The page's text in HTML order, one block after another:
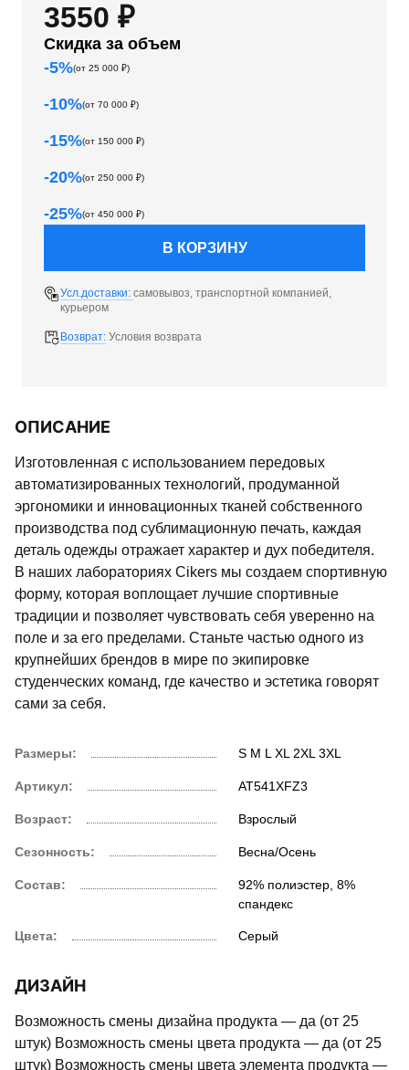
3550 ₽
Скидка за объем
-5%(от 25 000 ₽)
-10%(от 70 000 ₽)
-15%(от 150 000 ₽)
-20%(от 250 000 ₽)
-25%(от 450 000 ₽)
В КОРЗИНУ
Усл.доставки: самовывоз, транспортной компанией,
курьером
Возврат: Условия возврата
ОПИСАНИЕ
Изготовленная с использованием передовых
автоматизированных технологий, продуманной
эргономики и инновационных тканей собственного
производства под сублимационную печать, каждая
деталь одежды отражает характер и дух победителя.
В наших лабораториях Cikers мы создаем спортивную
форму, которая воплощает лучшие спортивные
традиции и позволяет чувствовать себя уверенно на
поле и за его пределами. Станьте частью одного из
крупнейших брендов в мире по экипировке
студенческих команд, где качество и эстетика говорят
сами за себя.
Размеры: SM LXL2XL3XL
Артикул: AT541XFZ3
Возраст: Взрослый
Сезонность: Весна/Осень
Состав:
92% полиэстер, 8%
спандекс
Цвета: Серый
ДИЗАЙН
Возможность смены дизайна продукта — да (от 25
штук) Возможность смены цвета продукта — да (от 25
штук) Возможность смены цвета элемента продукта —